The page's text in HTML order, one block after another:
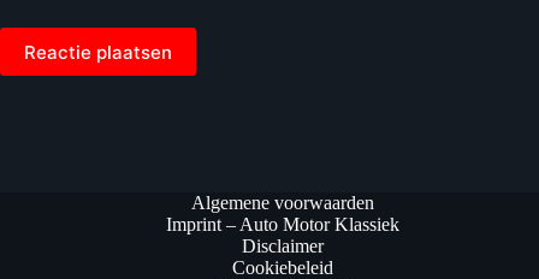
Reactie plaatsen
Algemene voorwaarden
Imprint – Auto Motor Klassiek
Disclaimer
Cookiebeleid